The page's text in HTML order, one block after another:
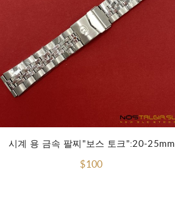
시계 용 금속 팔찌"보스 토크":20-25mm
$100